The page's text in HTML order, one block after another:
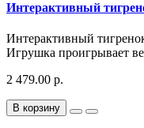
Интерактивный
Интерактивный
Игрушка проигрывает
2 479.00 р.
В корзину